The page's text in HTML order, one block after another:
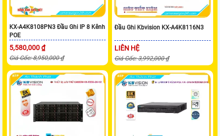
KX-A4K8108PN3 Đầu Ghi IP 8 Kênh
POE
5,580,000 ₫
Giá Gốc: 8,950,000 ₫
Đầu Ghi Kbvision KX-A4K8116N3
LIÊN HỆ
Giá Gốc: 3,992,000 ₫